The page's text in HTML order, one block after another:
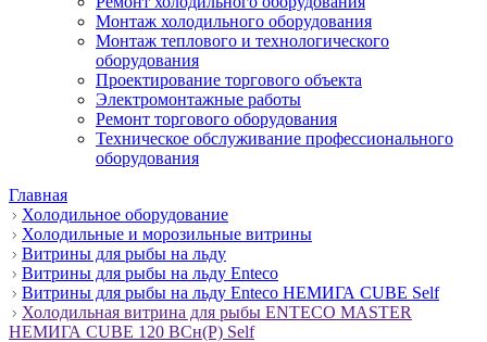
Монтаж холодильного оборудования
Монтаж теплового и технологического
оборудования
Проектирование торгового объекта
Электромонтажные работы
Ремонт торгового оборудования
Техническое обслуживание профессионального
оборудования
Главная
Холодильное оборудование
Холодильные и морозильные витрины
Витрины для рыбы на льду
Витрины для рыбы на льду Enteco
Витрины для рыбы на льду Enteco НЕМИГА CUBE Self
Холодильная витрина для рыбы ENTECO MASTER
НЕМИГА CUBE 120 ВСн(Р) Self